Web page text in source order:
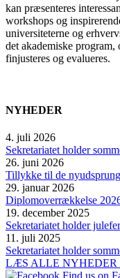
kan præsenteres
workshops og
universiteterne og
det akademiske
finjusteres og evalueres.
NYHEDER
4. juli 2026
Sekretariatet holder
26. juni 2026
Tillykke til de
29. januar 2026
Diplomoverrækkelse
19. december 2025
Sekretariatet holder
11. juli 2025
Sekretariatet holder
LÆS ALLE NYHEDER
Find us on